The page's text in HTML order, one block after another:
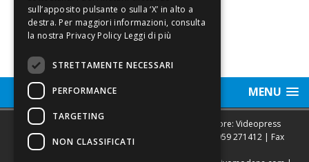
MENU
Sede legale, Redazione, pubblicità e annunci Editore: Videopress
Modena S.r.l. via Emilia Est, 402/6 - Modena | Tel.
059 271412 | Fax
Leggi di più
STRETTAMENTE NECESSARI
PERFORMANCE
TARGETING
NON CLASSIFICATI